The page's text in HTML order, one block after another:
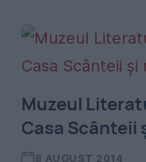
Muzeul
Casa Scânteii
8 AUGUST 2014